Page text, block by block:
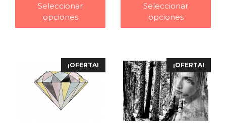
Seleccionar
opciones
Seleccionar
opciones
¡OFERTA! ¡OFERTA!